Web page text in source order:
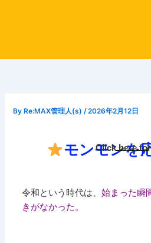
By Re:MAX管理人(s)/2026年2月12日
モンモンを
Click here
令和という時代は、始まった瞬
きがなかった。